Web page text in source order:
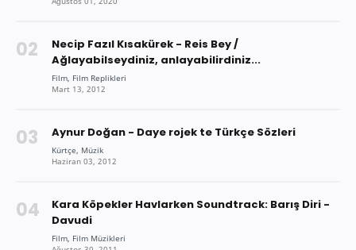
Necip Fazıl Kısakürek - Reis Bey /
Ağlayabilseydiniz, anlayabilirdiniz...
Aynur Doğan - Daye rojek te Türkçe Sözleri
Kara Köpekler Havlarken Soundtrack: Barış Diri -
Davudi